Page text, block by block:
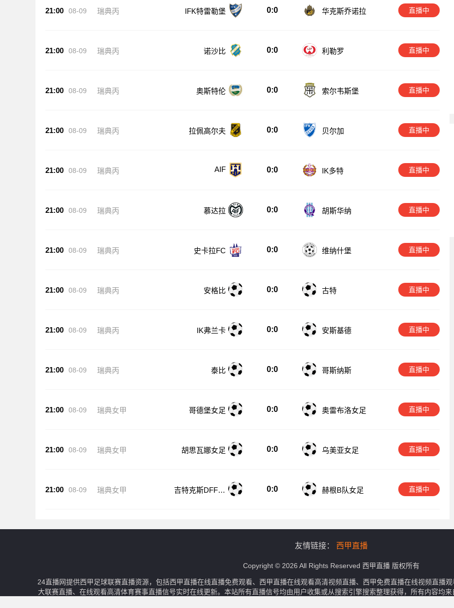
21:00 08-09 瑞典丙 IFK特雷勒堡 0:0 华克斯乔诺拉 直播中
21:00 08-09 瑞典丙 诺沙比 0:0 利勒罗 直播中
21:00 08-09 瑞典丙 奥斯特伦 0:0 索尔韦斯堡 直播中
21:00 08-09 瑞典丙 拉佩高尔夫 0:0 贝尔加 直播中
21:00 08-09 瑞典丙 AIF 0:0 IK多特 直播中
21:00 08-09 瑞典丙 慕达拉 0:0 胡斯华纳 直播中
21:00 08-09 瑞典丙 史卡拉FC 0:0 维纳什堡 直播中
21:00 08-09 瑞典丙 安格比 0:0 古特 直播中
21:00 08-09 瑞典丙 IK弗兰卡 0:0 安斯基德 直播中
21:00 08-09 瑞典丙 泰比 0:0 哥斯纳斯 直播中
21:00 08-09 瑞典女甲 哥德堡女足 0:0 奥雷布洛女足 直播中
21:00 08-09 瑞典女甲 胡思瓦娜女足 0:0 乌美亚女足 直播中
21:00 08-09 瑞典女甲
吉特克斯DFF女
0:0 赫根B队女足 直播中
友情链接： 西甲直播
Copyright © 2026 All Rights Reserved 西甲直播 版权所有
24直播网提供西甲足球联赛直播资源，包括西甲直播在线直播免费观看、西甲直播在线观看高清视频直播、西甲免费直播在线视频直播
大联赛直播、在线观看高清体育赛事直播信号实时在线更新。本站所有直播信号均由用户收集或从搜索引擎搜索整理获得，所有内容均